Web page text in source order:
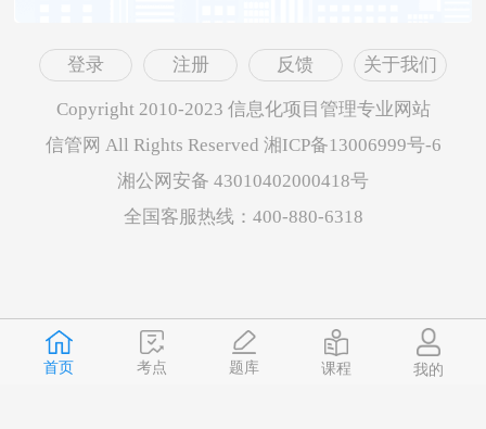
首页 考点 题库 课程 我的
登录 注册 反馈 关于我们
Copyright 2010-2023 信息化项目管理专业网站
信管网 All Rights Reserved 湘ICP备13006999号-6
湘公网安备 43010402000418号
全国客服热线：400-880-6318